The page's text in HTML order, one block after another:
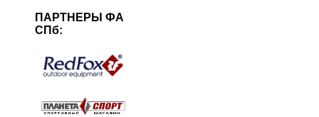
ПАРТНЕРЫ ФА
СПб: